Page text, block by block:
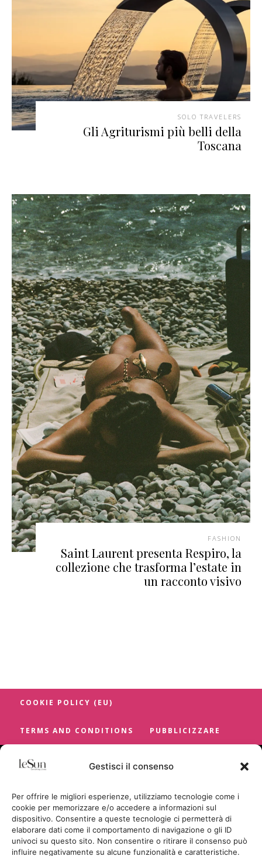
Gestisci il consenso
Per offrire le migliori esperienze, utilizziamo tecnologie come i
cookie per memorizzare e/o accedere a informazioni sul
dispositivo. Consentire a queste tecnologie ci permetterà di
elaborare dati come il comportamento di navigazione o gli ID
univoci su questo sito. Non consentire o ritirare il consenso può
influire negativamente su alcune funzionalità e caratteristiche.
SOLO TRAVELERS
Gli Agriturismi più belli della
Toscana
FASHION
Saint Laurent presenta Respiro, la
collezione che trasforma l’estate in
un racconto visivo
COOKIE POLICY (EU)
TERMS AND CONDITIONS PUBBLICIZZARE